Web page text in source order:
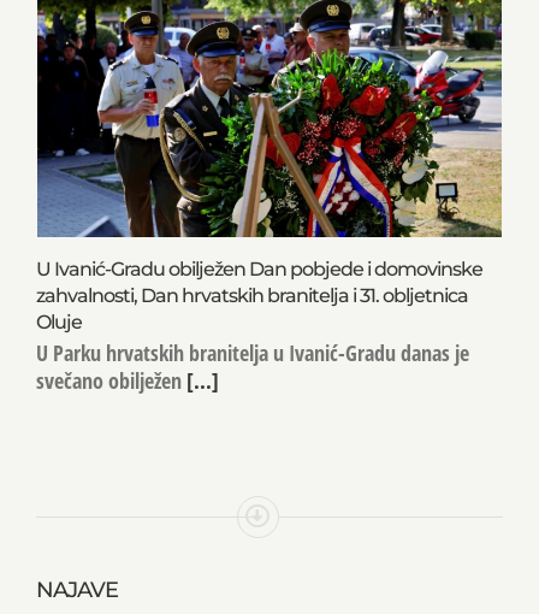
U Ivanić-Gradu obilježen Dan pobjede i domovinske
zahvalnosti, Dan hrvatskih branitelja i 31. obljetnica
Oluje
U Parku hrvatskih branitelja u Ivanić-Gradu danas je
svečano obilježen [...]
NAJAVE